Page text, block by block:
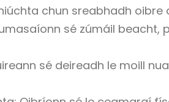
chun sreabhadh oibre
sé zúmáil beacht,
sé deireadh le moill